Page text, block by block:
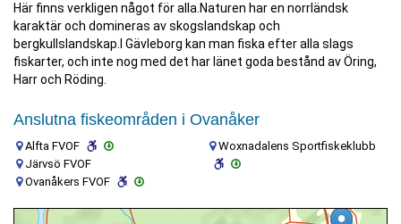
Här finns verkligen något för alla.Naturen har en norrländsk
karaktär och domineras av skogslandskap och
bergkullslandskap.I Gävleborg kan man fiska efter alla slags
fiskarter, och inte nog med det har länet goda bestånd av Öring,
Harr och Röding.
Anslutna fiskeområden i Ovanåker
Alfta FVOF
Järvsö FVOF
Ovanåkers FVOF
Woxnadalens Sportfiskeklubb